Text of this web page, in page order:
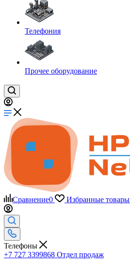
Телефония
Прочее оборудование
Сравнение0 Избранные товары
Телефоны
+7 727 3399868 Отдел продаж